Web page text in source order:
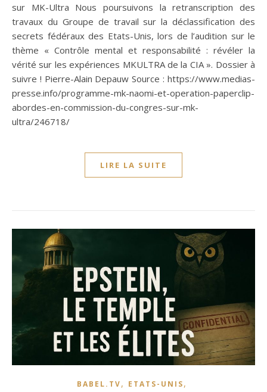
sur MK-Ultra Nous poursuivons la retranscription des
travaux du Groupe de travail sur la déclassification des
secrets fédéraux des Etats-Unis, lors de l’audition sur le
thème « Contrôle mental et responsabilité : révéler la
vérité sur les expériences MKULTRA de la CIA ». Dossier à
suivre ! Pierre-Alain Depauw Source : https://www.medias-
presse.info/programme-mk-naomi-et-operation-paperclip-
abordes-en-commission-du-congres-sur-mk-
ultra/246718/
LIRE LA SUITE
BABEL.TV, ETATS-UNIS,